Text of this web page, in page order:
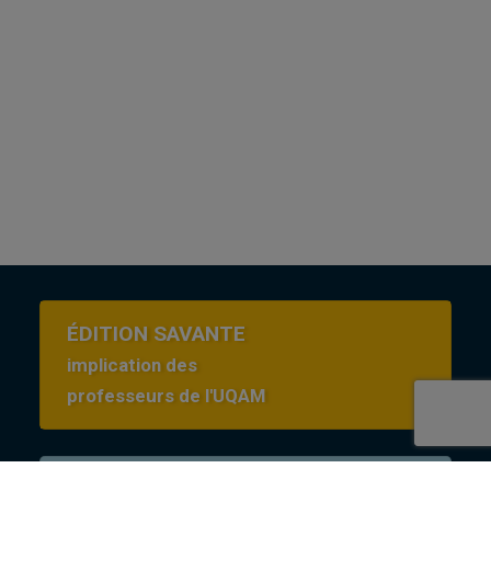
ÉDITION SAVANTE
implication des
professeurs de l'UQAM